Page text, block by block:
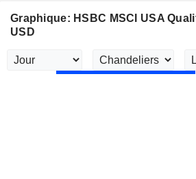
Graphique: HSBC MSCI USA
USD